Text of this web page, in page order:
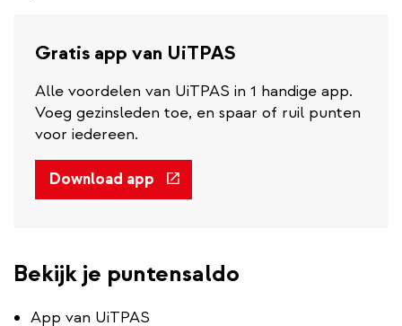
Gratis app van UiTPAS
Alle voordelen van UiTPAS in 1 handige app.
Voeg gezinsleden toe, en spaar of ruil punten
voor iedereen.
Download app (externe
link)
Bekijk je puntensaldo
App van UiTPAS